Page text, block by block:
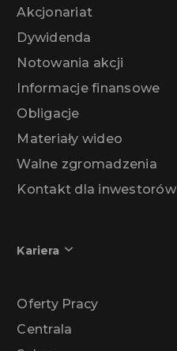
Akcjonariat
Dywidenda
Notowania akcji
Informacje finansowe
Obligacje
Materiały wideo
Walne zgromadzenia
Kontakt dla inwestorów
Kariera
Oferty Pracy
Centrala